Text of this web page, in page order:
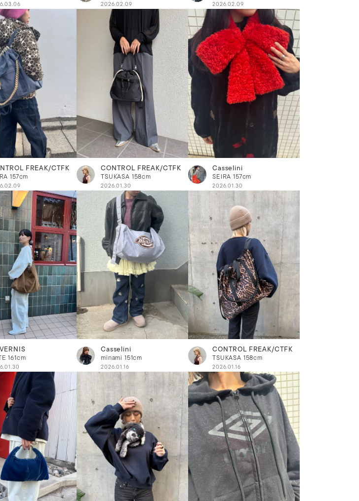
2026.02.09 2026.02.09
FREAK/CTFK
157cm
CONTROL FREAK/CTFK
TSUKASA 158cm
2026.01.30
Casselini
SEIRA157cm
2026.01.30
161cm
Casselini
minami 151cm
2026.01.16
CONTROL FREAK/CTFK
TSUKASA 158cm
2026.01.16